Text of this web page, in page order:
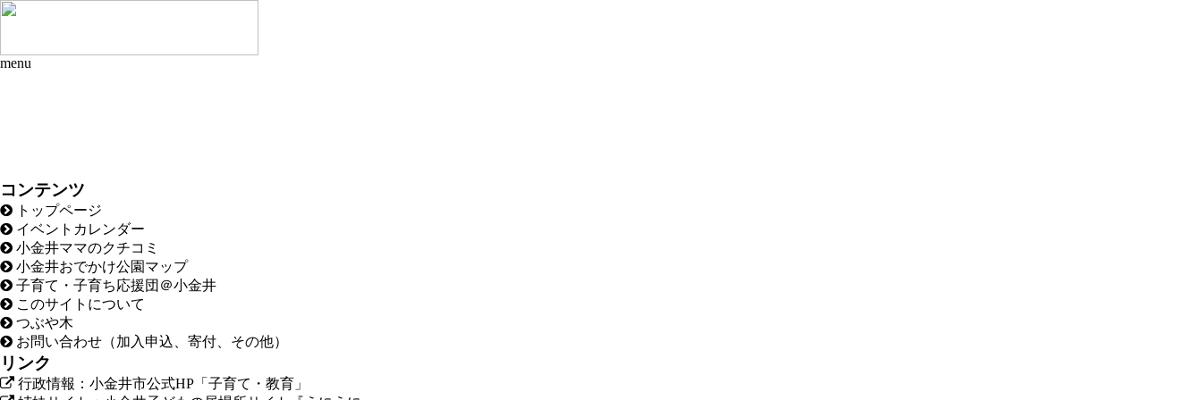
menu
コンテンツ
トップページ
イベントカレンダー
小金井ママのクチコミ
小金井おでかけ公園マップ
子育て・子育ち応援団＠小金井
このサイトについて
つぶや木
お問い合わせ（加入申込、寄付、その他）
リンク
行政情報：小金井市公式HP「子育て・教育」